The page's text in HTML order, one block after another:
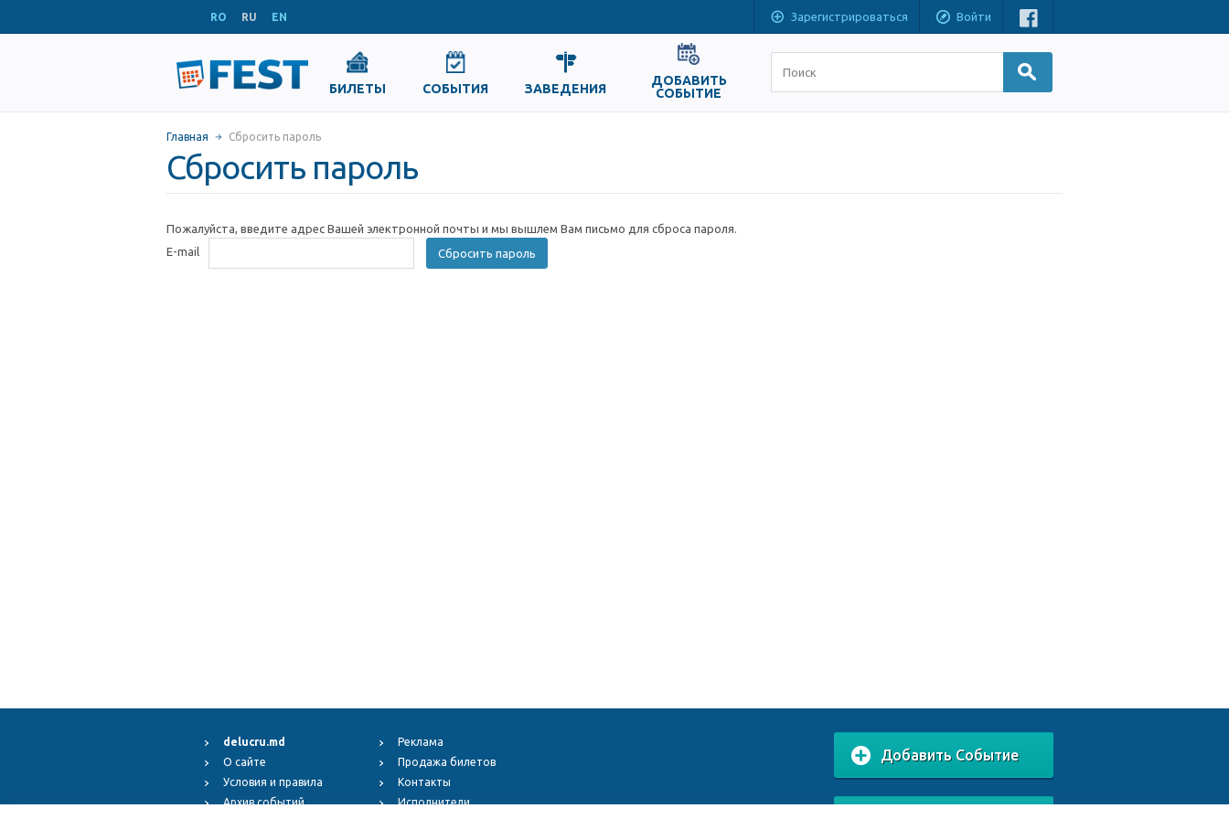
RO RU EN Зарегистрироваться Войти
БИЛЕТЫ СОБЫТИЯ ЗАВЕДЕНИЯ
ДОБАВИТЬ
СОБЫТИЕ
Главная Сбросить пароль
Сбросить пароль
Пожалуйста, введите адрес Вашей электронной почты и мы вышлем Вам письмо для сброса пароля.
E-mail
Сбросить пароль
delucru.md
О сайте
Условия и правила
Архив событий
Реклама
Продажа билетов
Контакты
Исполнители
Добавить Событие